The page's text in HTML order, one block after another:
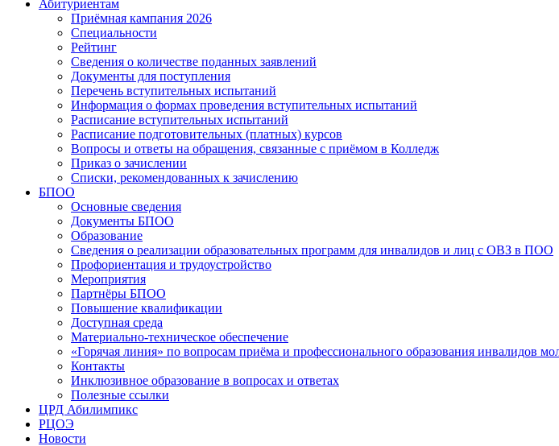
Абитуриентам
Приёмная кампания 2026
Специальности
Рейтинг
Сведения о количестве поданных заявлений
Документы для поступления
Перечень вступительных испытаний
Информация о формах проведения вступительных испытаний
Расписание вступительных испытаний
Расписание подготовительных (платных) курсов
Вопросы и ответы на обращения, связанные с приёмом в Колледж
Приказ о зачислении
Списки, рекомендованных к зачислению
БПОО
Основные сведения
Документы БПОО
Образование
Сведения о реализации образовательных программ для инвалидов и лиц с ОВЗ в ПОО
Профориентация и трудоустройство
Мероприятия
Партнёры БПОО
Повышение квалификации
Доступная среда
Материально-техническое обеспечение
«Горячая линия» по вопросам приёма и профессионального образования инвалидов
Контакты
Инклюзивное образование в вопросах и ответах
Полезные ссылки
ЦРД Абилимпикс
РЦОЭ
Новости